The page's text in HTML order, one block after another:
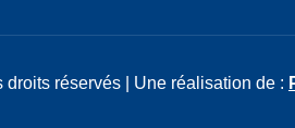
réservés | Une réalisation de :